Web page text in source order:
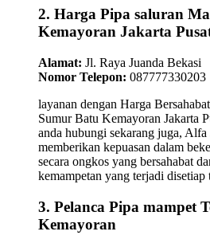
2. Harga Pipa saluran
Kemayoran Jakarta
Alamat: Jl. Raya Juanda Bekasi
Nomor Telepon: 087777330203
layanan dengan Harga
Sumur Batu Kemayoran Jakarta
anda hubungi sekarang juga, Alfa
memberikan kepuasan dalam
secara ongkos yang bersahabat
kemampetan yang terjadi disetiap
3. Pelanca Pipa mampet
Kemayoran